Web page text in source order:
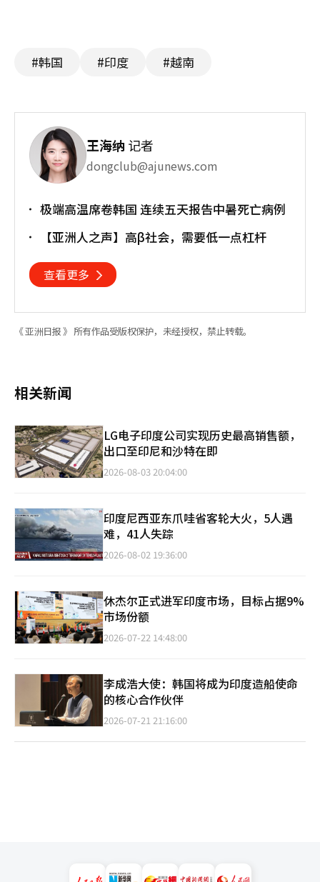
#韩国 #印度 #越南
王海纳 记者
dongclub@ajunews.com
极端高温席卷韩国 连续五天报告中暑死亡病例
【亚洲人之声】高β社会，需要低一点杠杆
查看更多
《 亚洲日报 》 所有作品受版权保护，未经授权，禁止转载。
相关新闻
LG电子印度公司实现历史最高销售额，
出口至印尼和沙特在即
2026-08-03 20:04:00
印度尼西亚东爪哇省客轮大火，5人遇
难，41人失踪
2026-08-02 19:36:00
休杰尔正式进军印度市场，目标占据9%
市场份额
2026-07-22 14:48:00
李成浩大使：韩国将成为印度造船使命
的核心合作伙伴
2026-07-21 21:16:00